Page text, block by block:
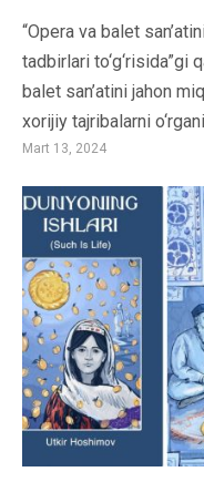
“Opera va balet
tadbirlari to‘g‘risida”gi
balet san’atini jahon
xorijiy tajribalarni
Mart 13, 2024